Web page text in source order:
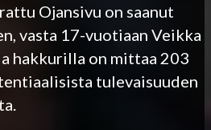
Ojansivu on saanut
vasta 17-vuotiaan Veikka
hakkurilla on mittaa 203
tulevaisuuden